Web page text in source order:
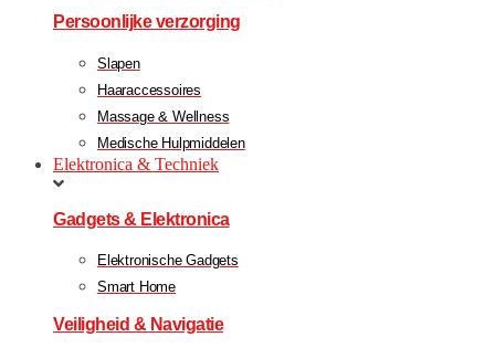
Persoonlijke verzorging
Slapen
Haaraccessoires
Massage & Wellness
Medische Hulpmiddelen
Elektronica & Techniek
Gadgets & Elektronica
Elektronische Gadgets
Smart Home
Veiligheid & Navigatie